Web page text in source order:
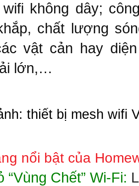
không dây;
chất lượng
vật cản hay
lớn,…
thiết bị mesh wifi
nổi bật của
“Vùng Chết” Wi-Fi: